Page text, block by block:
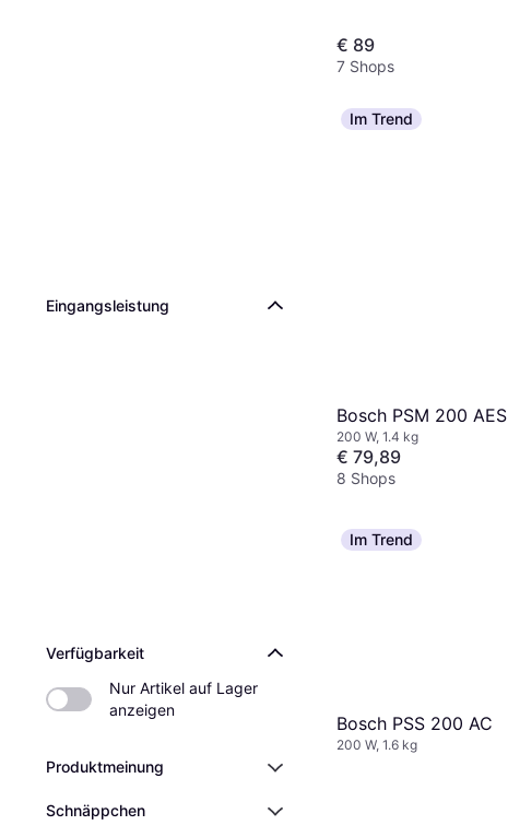
Eingangsleistung
Verfügbarkeit
Nur Artikel auf Lager
anzeigen
Produktmeinung
Schnäppchen
€ 89
7 Shops
Im Trend
Bosch PSM 200 AES
200 W, 1.4 kg
€ 79,89
8 Shops
Im Trend
Bosch PSS 200 AC
200 W, 1.6 kg